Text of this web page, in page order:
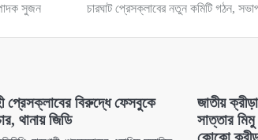
সুজন চারঘাট প্রেসক্লাবের নতুন কমিটি গঠন,
প্রেসক্লাবের বিরুদ্ধে ফেসবুকে
থানায় জিডি
জাতীয়
সাত্তার